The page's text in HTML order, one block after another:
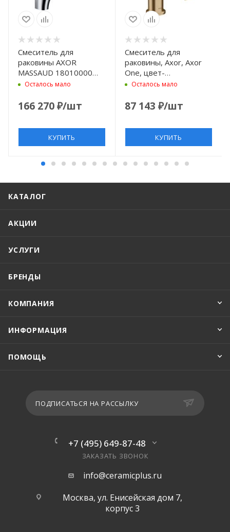
Смеситель для
раковины AXOR
MASSAUD 18010000
хром
Осталось мало
166 270₽/шт
КУПИТЬ
Смеситель для
раковины, Axor, Axor
One, цвет-
шлифованная бронза
Осталось мало
87 143 ₽/шт
КУПИТЬ
КАТАЛОГ
АКЦИИ
УСЛУГИ
БРЕНДЫ
КОМПАНИЯ
ИНФОРМАЦИЯ
ПОМОЩЬ
ПОДПИСАТЬСЯ НА РАССЫЛКУ
+7 (495) 649-87-48
ЗАКАЗАТЬ ЗВОНОК
info@ceramicplus.ru
Москва, ул. Енисейская дом 7,
корпус 3